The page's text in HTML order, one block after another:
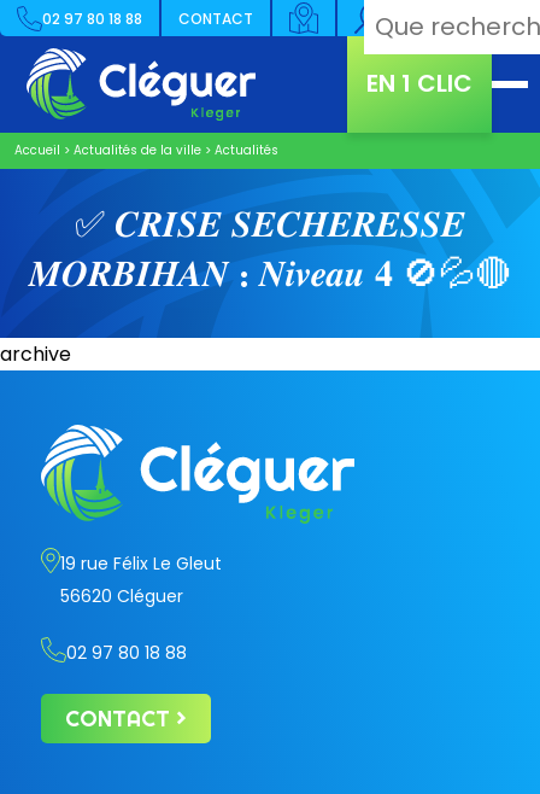
02 97 80 18 88 CONTACT
EN 1 CLIC
Accueil > Actualités de la ville > Actualités
✅ 𝑪𝑹𝑰𝑺𝑬 𝑺𝑬𝑪𝑯𝑬𝑹𝑬𝑺𝑺𝑬
𝑴𝑶𝑹𝑩𝑰𝑯𝑨𝑵 : 𝑵𝒊𝒗𝒆𝒂𝒖 𝟒 🚫💦🔴
archive
19 rue Félix Le Gleut
56620 Cléguer
02 97 80 18 88
CONTACT